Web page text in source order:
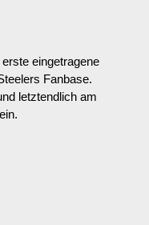
eingetragene
Fanbase.
letztendlich am